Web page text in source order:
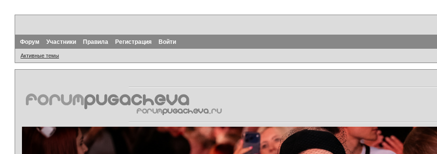
Форум Участники Правила Регистрация Войти
Активные темы